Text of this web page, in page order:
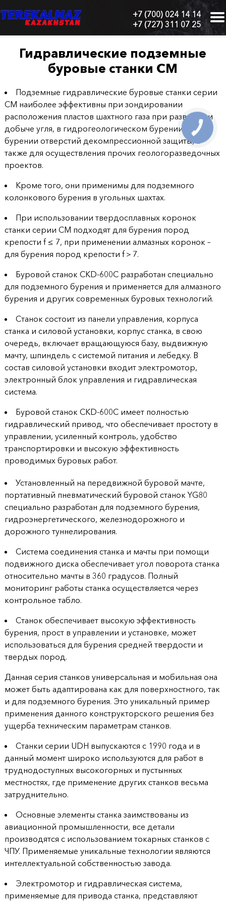
+7 (700) 024 14 14
+7 (727) 311 07 25
Алматы,
БЦ
"Нурлы-
"Б",
6
этаж,
605
офис
Главная
О
нас
Каталог
продукции
Акции
Оставить
заявку
Контакты
Гидравлические подземные
буровые станки СМ
Подземные гидравлические буровые станки серии
СМ наиболее эффективны при зондировании
расположения пластов шахтного газа при разведке и
добыче угля, в гидрогеологическом бурении, при
бурении отверстий декомпрессионной защиты, а
также для осуществления прочих геологоразведочных
проектов.
Кроме того, они применимы для подземного
колонкового бурения в угольных шахтах.
При использовании твердосплавных коронок
станки серии СМ подходят для бурения пород
крепости f ≤ 7, при применении алмазных коронок –
для бурения пород крепости f＞7.
Буровой станок CKD-600C разработан специально
для подземного бурения и применяется для алмазного
бурения и других современных буровых технологий.
Станок состоит из панели управления, корпуса
станка и силовой установки, корпус станка, в свою
очередь, включает вращающуюся базу, выдвижную
мачту, шпиндель с системой питания и лебедку. В
состав силовой установки входит электромотор,
электронный блок управления и гидравлическая
система.
Буровой станок CKD-600C имеет полностью
гидравлический привод, что обеспечивает простоту в
управлении, усиленный контроль, удобство
транспортировки и высокую эффективность
проводимых буровых работ.
Установленный на передвижной буровой мачте,
портативный пневматический буровой станок YG80
специально разработан для подземного бурения,
гидроэнергетического, железнодорожного и
дорожного туннелирования.
Система соединения станка и мачты при помощи
подвижного диска обеспечивает угол поворота станка
относительно мачты в 360 градусов. Полный
мониторинг работы станка осуществляется через
контрольное табло.
Станок обеспечивает высокую эффективность
бурения, прост в управлении и установке, может
использоваться для бурения средней твердости и
твердых пород.
Данная серия станков универсальная и мобильная она
может быть адаптирована как для поверхностного, так
и для подземного бурения. Это уникальный пример
применения данного конструкторского решения без
ущерба техническим параметрам станков.
Станки серии UDH выпускаются с 1990 года и в
данный момент широко используются для работ в
труднодоступных высокогорных и пустынных
местностях, где применение других станков весьма
затруднительно.
Основные элементы станка заимствованы из
авиационной промышленности, все детали
производятся с использованием токарных станков с
ЧПУ. Применяемые уникальные технологии являются
интеллектуальной собственностью завода.
Электромотор и гидравлическая система,
применяемые для привода станка, представляют
КНОПКА
СВЯЗИ